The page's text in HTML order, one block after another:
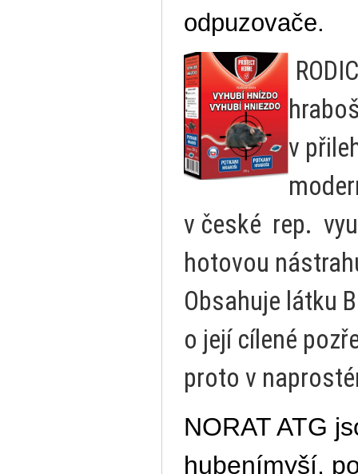
odpuzovače.
v
v české rep.
hotovou
Obsahuje látku
o její cílené
proto v
NORAT ATG
hubenímyší,